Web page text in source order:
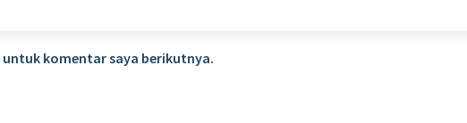
komentar saya berikutnya.